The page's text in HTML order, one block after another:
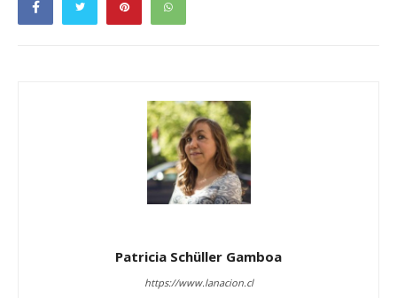
Patricia Schüller Gamboa
https://www.lanacion.cl